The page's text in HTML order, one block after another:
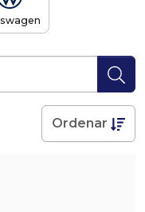
Ordenar